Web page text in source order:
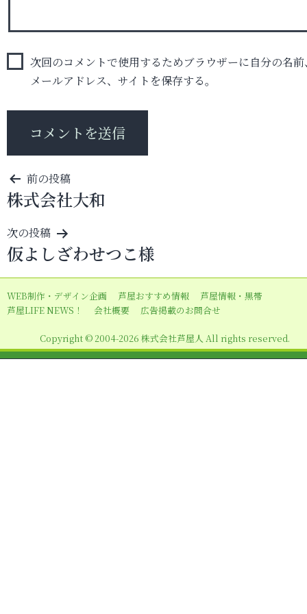
次回のコメントで使用するためブラウザーに自分の名前
メールアドレス、サイトを保存する。
投
稿
ナ
ビ
ゲ
ー
シ
ン
前の投稿
株式会社大和
次の投稿
仮よしざわせつこ様
WEB制作・デザイン企画 芦屋おすすめ情報
芦屋情報・黒帯
芦屋LIFE NEWS！
会社概要 広告掲載のお問合せ
Copyright © 2004-2026 株式会社芦屋人 All rights reserved.